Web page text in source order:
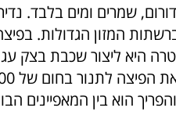
שמרים ומים בלבד.
המזון הגדולות.
היא ליצור שכבת בצק
הבסיס הדק והפריך הוא בין